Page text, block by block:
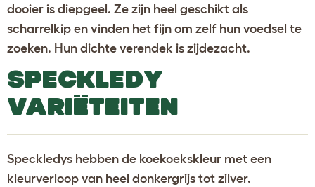
dooier is diepgeel. Ze zijn heel geschikt als
scharrelkip en vinden het fijn om zelf hun voedsel te
zoeken. Hun dichte verendek is zijdezacht.
SPECKLEDY
VARIËTEITEN
Speckledys hebben de koekoekskleur met een
kleurverloop van heel donkergrijs tot zilver.